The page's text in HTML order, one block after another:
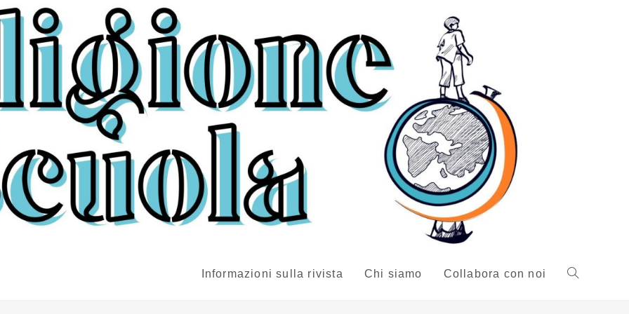
Informazioni sulla rivista Chi siamo Collabora con noi Attiva/